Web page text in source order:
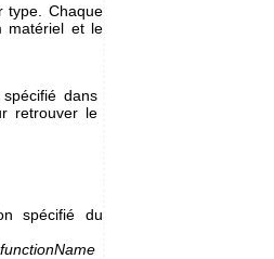
type. Chaque
matériel et le
dans
retrouver le
spécifié du
functionName